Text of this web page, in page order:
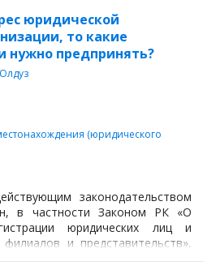
утверждении Правил
и учета отдельных видов
по идентификационному номеру
подготовки водителей
средств, приема экзаменов
удостоверений»
V14C0010056
юридической
то какие
предпринять?
(юридического
законодательством
в частности Законом РК «О
юридических лиц и
и представительств»,
изменять свой юридический